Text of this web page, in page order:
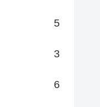
5
3
6